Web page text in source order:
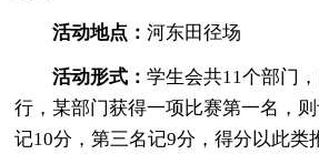
活动地点：河东田径场
活动形式：学生会共11个部门
行，某部门获得一项比赛第一名，
记10分，第三名记9分，得分以此类